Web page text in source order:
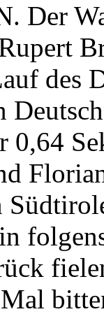
Der
des
0,64